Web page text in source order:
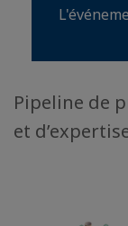
Pipeline de
et